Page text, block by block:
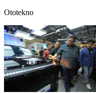
Ototekno